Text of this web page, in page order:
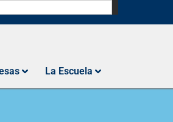
La Escuela